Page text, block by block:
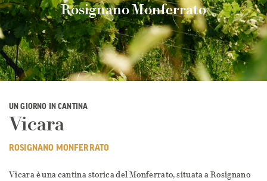
Rosignano Monferrato
UN GIORNO IN CANTINA
Vicara
ROSIGNANO MONFERRATO
Vicara è una cantina storica del Monferrato, situata a Rosignano